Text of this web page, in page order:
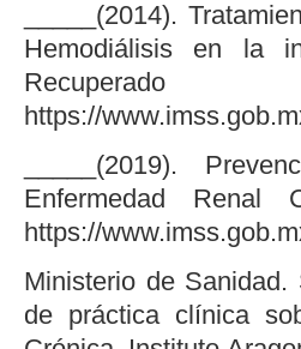
_____(2014).
Hemodiálisis en la
https://
_____(2019).
Enfermedad Renal
https://
Ministerio de
de práctica clínica